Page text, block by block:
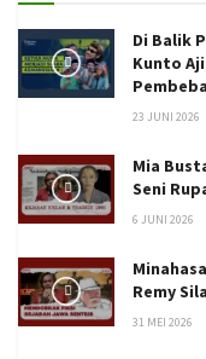
Di Balik
Kunto
23 JUNI 2026
Mia
Seni
6 JUNI 2026
Remy
31 MEI 2026